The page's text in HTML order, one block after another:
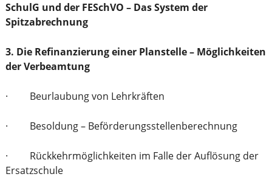
SchulG und der FESchVO – Das System der
Spitzabrechnung
3. Die Refinanzierung einer Planstelle – Möglichkeiten
der Verbeamtung
· Beurlaubung von Lehrkräften
· Besoldung – Beförderungsstellenberechnung
· Rückkehrmöglichkeiten im Falle der Auflösung der
Ersatzschule